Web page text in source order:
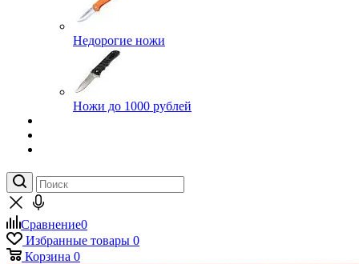
Недорогие ножи
Ножи до 1000 рублей
Сравнение0
Избранные товары 0
Корзина 0